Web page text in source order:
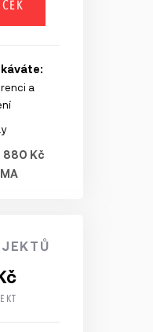
a
880 Kč